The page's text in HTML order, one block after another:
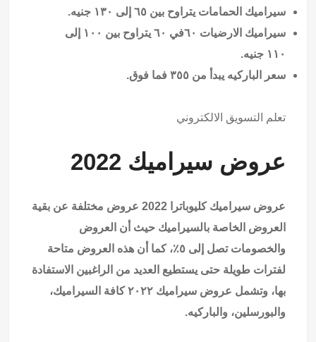
سيراميك الحمامات يتراوح بين ٦٥ إلى ١٣٠ جنيه.
سيراميك الارضيات ٦٠في ٦٠ يتراوح بين ١٠٠ إلى
١١٠ جنيه.
سعر الباركيه يبدأ من ٣٥٥ فما فوق.
تعلم التسويق الالكتروني
عروض سيراميك 2022
عروض سيراميك كليوباترا 2022 عروض مختلفة عن بقية
العروض الخاصة بالسيراميك حيث أن العروض
والخصومات تصل إلى ٥٪، كما أن هذه العروض متاحة
لفترات طويلة حتى يستطيع العديد من الراغبين الاستفادة
بها، وتشمل عروض سيراميك ٢٠٢٢ كافة السيراميك،
والبورسلين، والباركيه.